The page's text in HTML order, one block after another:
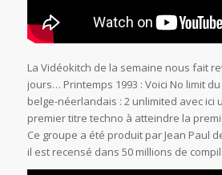
La Vidéokitch de la semaine nous fait
jours… Printemps 1993 : Voici No limit
belge-néerlandais : 2 unlimited avec ici
premier titre techno à atteindre la
Ce groupe a été produit par Jean Paul
il est recensé dans 50 millions de